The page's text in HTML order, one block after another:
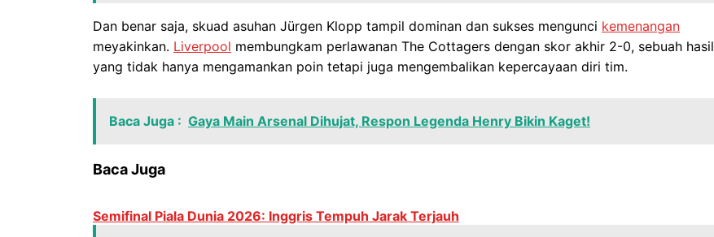
Dan benar saja, skuad asuhan Jürgen Klopp tampil dominan dan sukses mengunci kemenangan
meyakinkan. Liverpool membungkam perlawanan The Cottagers dengan skor akhir 2-0, sebuah hasil
yang tidak hanya mengamankan poin tetapi juga mengembalikan kepercayaan diri tim.
Baca Juga : Gaya Main Arsenal Dihujat, Respon Legenda Henry Bikin Kaget!
Baca Juga
Semifinal Piala Dunia 2026: Inggris Tempuh Jarak Terjauh